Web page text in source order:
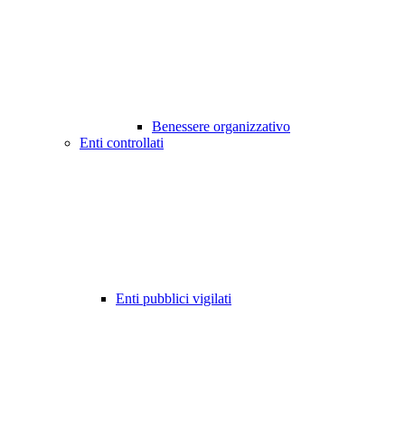
Benessere organizzativo
Enti controllati
Enti pubblici vigilati